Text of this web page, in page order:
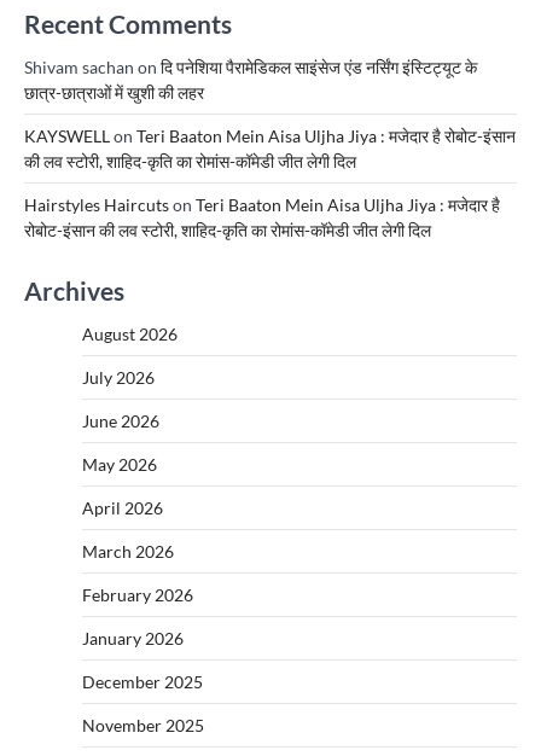
Recent Comments
Shivam sachan on दि पनेशिया पैरामेडिकल साइंसेज एंड नर्सिंग इंस्टिट्यूट के
छात्र-छात्राओं में खुशी की लहर
KAYSWELLon Teri Baaton Mein Aisa Uljha Jiya : मजेदार है रोबोट-इंसान
की लव स्टोरी, शाहिद-कृति का रोमांस-कॉमेडी जीत लेगी दिल
Hairstyles Haircutson Teri Baaton Mein Aisa Uljha Jiya : मजेदार है
रोबोट-इंसान की लव स्टोरी, शाहिद-कृति का रोमांस-कॉमेडी जीत लेगी दिल
Archives
August 2026
July 2026
June 2026
May 2026
April 2026
March 2026
February 2026
January 2026
December 2025
November 2025